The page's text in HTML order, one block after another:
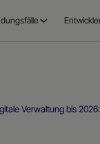
Verwaltung bis